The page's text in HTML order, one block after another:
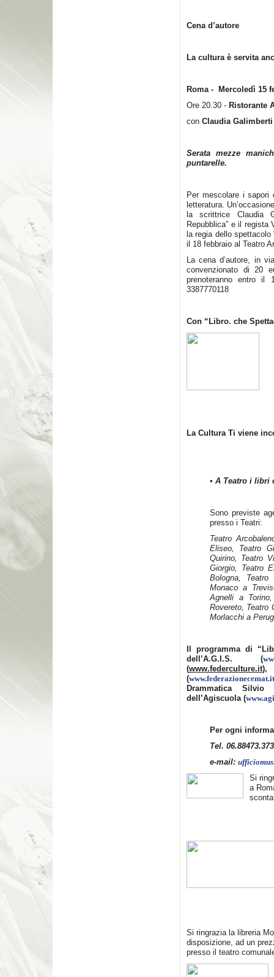
Cena d’autore
La cultura è servita
Roma - Mercoledì 15
Ore 20.30 - Ristorante
con Claudia Galimberti
Serata mezze
puntarelle.
Per mescolare i
letteratura.
la scrittrice Claudia
Repubblica” e il regista
la regia dello
il 18 febbraio al Teatro
La cena d’autore, in
convenzionato di 20
prenoteranno entro il
3387770118
Con “Libro. che
La Cultura Ti viene
• A Teatro i libri
Sono previste
presso i Teatri:
Teatro
Eliseo, Teatro
Quirino, Teatro
Giorgio, Teatro
Bologna,
Monaco a
Agnelli a
Rovereto, Teatro
Morlacchi a
Il programma di
dell’A.G.I.S. (
(www.federculture.it),
(www.federazionecemat.it
Drammatica Silvio
dell’Agiscuola (
Per ogni
Tel.
e-mail:
Si
a
Si ringrazia la libreria
disposizione, ad un
presso il teatro